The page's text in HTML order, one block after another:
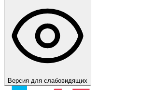
Версия для слабовидящих